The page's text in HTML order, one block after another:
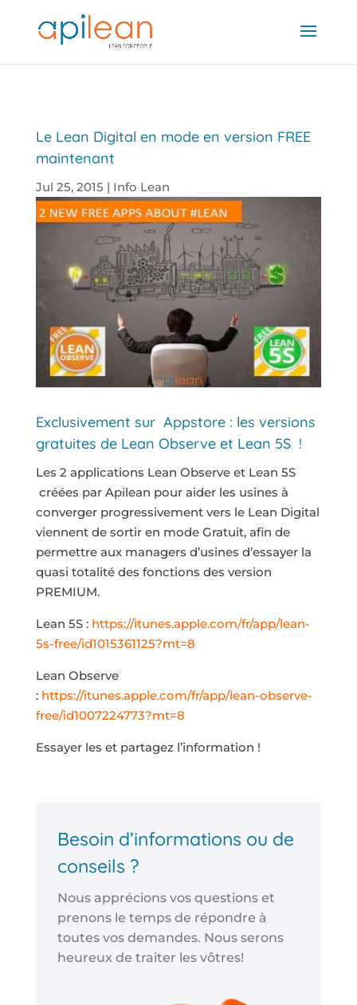
Le Lean Digital en mode en version FREE
maintenant
Jul 25, 2015 | Info Lean
Exclusivement sur Appstore : les versions
gratuites de Lean Observe et Lean 5S !
Les 2 applications Lean Observe et Lean 5S
créées par Apilean pour aider les usines à
converger progressivement vers le Lean Digital
viennent de sortir en mode Gratuit, afin de
permettre aux managers d’usines d’essayer la
quasi totalité des fonctions des version
PREMIUM.
Lean 5S : https://itunes.apple.com/fr/app/lean-
5s-free/id1015361125?mt=8
Lean Observe
: https://itunes.apple.com/fr/app/lean-observe-
free/id1007224773?mt=8
Essayer les et partagez l’information !
Besoin d’informations ou de
conseils ?
Nous apprécions vos questions et
prenons le temps de répondre à
toutes vos demandes. Nous serons
heureux de traiter les vôtres!